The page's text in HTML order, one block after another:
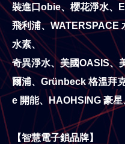
裝進口obie、櫻花淨水、
飛利浦、WATERSPACE
水素、
奇異淨水、美國OASIS、
爾浦、Grünbeck 格溫拜
e 開能、HAOHSING 豪
【智慧電子鎖品牌】